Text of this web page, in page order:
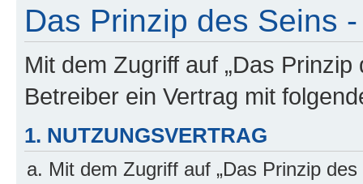
Das Prinzip des Seins
Mit dem Zugriff auf „Das
Betreiber ein Vertrag mit
1. NUTZUNGSVERTRAG
Mit dem Zugriff auf „Das Prinzip